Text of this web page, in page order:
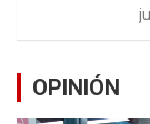
OPINIÓN